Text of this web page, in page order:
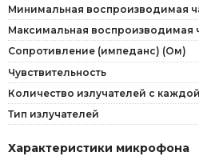
Минимальная воспроизводимая
Максимальная воспроизводимая
Сопротивление (импеданс) (Ом)
Чувствительность
Количество излучателей с
Тип излучателей
Характеристики микрофона